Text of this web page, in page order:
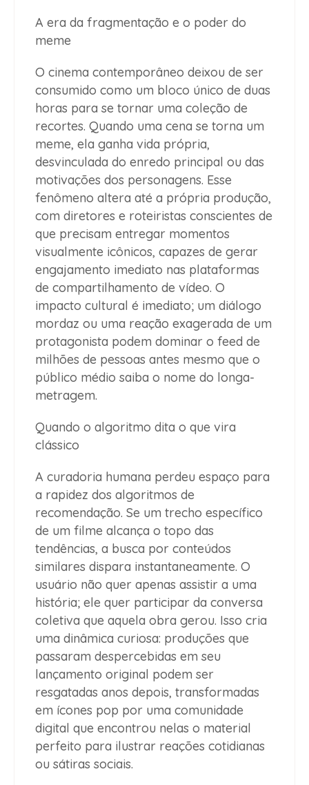
A era da fragmentação e o poder do
meme
O cinema contemporâneo deixou de ser
consumido como um bloco único de duas
horas para se tornar uma coleção de
recortes. Quando uma cena se torna um
meme, ela ganha vida própria,
desvinculada do enredo principal ou das
motivações dos personagens. Esse
fenômeno altera até a própria produção,
com diretores e roteiristas conscientes de
que precisam entregar momentos
visualmente icônicos, capazes de gerar
engajamento imediato nas plataformas
de compartilhamento de vídeo. O
impacto cultural é imediato; um diálogo
mordaz ou uma reação exagerada de um
protagonista podem dominar o feed de
milhões de pessoas antes mesmo que o
público médio saiba o nome do longa-
metragem.
Quando o algoritmo dita o que vira
clássico
A curadoria humana perdeu espaço para
a rapidez dos algoritmos de
recomendação. Se um trecho específico
de um filme alcança o topo das
tendências, a busca por conteúdos
similares dispara instantaneamente. O
usuário não quer apenas assistir a uma
história; ele quer participar da conversa
coletiva que aquela obra gerou. Isso cria
uma dinâmica curiosa: produções que
passaram despercebidas em seu
lançamento original podem ser
resgatadas anos depois, transformadas
em ícones pop por uma comunidade
digital que encontrou nelas o material
perfeito para ilustrar reações cotidianas
ou sátiras sociais.